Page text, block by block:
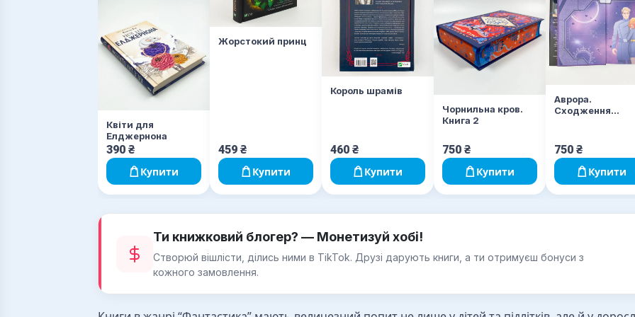
Квіти для
Елджернона
390 ₴
Купити
Жорстокий принц
459 ₴
Купити
Король шрамів
460 ₴
Купити
Чорнильна кров.
Книга 2
750 ₴
Купити
Аврора.
Сходження
750 ₴
Купити
Ти книжковий блогер? — Монетизуй хобі!
Створюй вішлісти, ділись ними в TikTok. Друзі дарують книги, а ти отримуєш бонуси з
кожного замовлення.